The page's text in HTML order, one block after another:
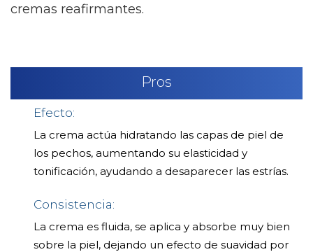
cremas reafirmantes.
Pros
Efecto:
La crema actúa hidratando las capas de piel de
los pechos, aumentando su elasticidad y
tonificación, ayudando a desaparecer las estrías.
Consistencia:
La crema es fluida, se aplica y absorbe muy bien
sobre la piel, dejando un efecto de suavidad por